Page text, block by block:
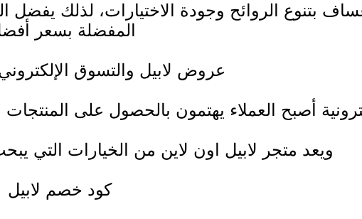
بتنوع الروائح وجودة الاختيارات، لذلك يفضل
المفضلة بسعر
عروض لابيل والتسوق
أصبح العملاء يهتمون بالحصول على
ويعد متجر لابيل اون لاين من الخيارات التي
كود خصم لابيل